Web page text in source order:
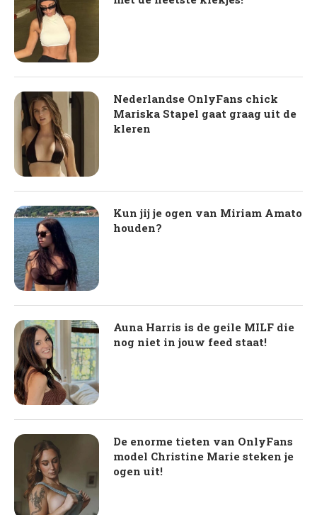
Nederlandse OnlyFans chick
Mariska Stapel gaat graag uit de
kleren
Kun jij je ogen van Miriam Amato
houden?
Auna Harris is de geile MILF die
nog niet in jouw feed staat!
De enorme tieten van OnlyFans
model Christine Marie steken je
ogen uit!